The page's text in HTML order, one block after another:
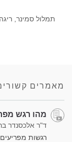
תמלול סמינר, ריגה, לטביה, יולי
מאמרים
מהו רגש
ד"ר אלכסנדר
רגשות